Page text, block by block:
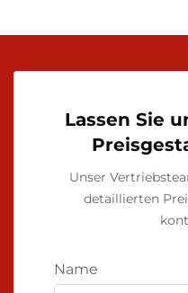
Lassen Sie
Unser
detaillierten
Name